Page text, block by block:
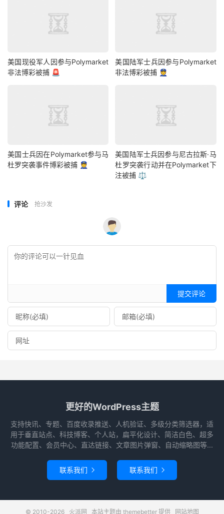
美国现役军人因参与Polymarket
非法博彩被捕 🚨
美国陆军士兵因参与Polymarket
非法博彩被捕 👮
美国士兵因在Polymarket参与马
杜罗突袭事件博彩被捕 👮
美国陆军士兵因参与尼古拉斯·马
杜罗突袭行动并在Polymarket下
注被捕 ⚖️
评论 抢沙发
提交评论
更好的WordPress主题
支持快讯、专题、百度收录推送、人机验证、多级分类筛选器，适
用于垂直站点、科技博客、个人站，扁平化设计、简洁白色、超多
功能配置、会员中心、直达链接、文章图片弹窗、自动缩略图等...
联系我们  联系我们 
© 2010-2026 火派网 本站主题由 themebetter提供 网站地图